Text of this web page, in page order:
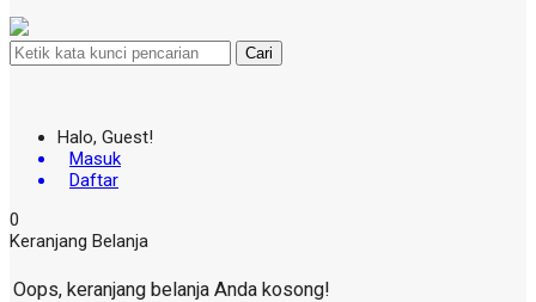
Cari
Halo, Guest!
Masuk
Daftar
0
Keranjang Belanja
Oops, keranjang belanja Anda kosong!